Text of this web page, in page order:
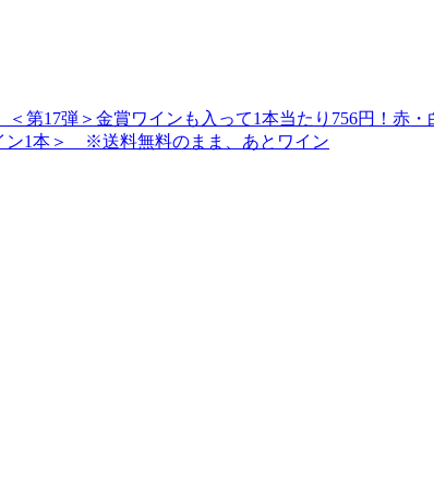
＜第17弾＞金賞ワインも入って1本当たり756円！
ン1本＞ ※送料無料のまま、あとワイン